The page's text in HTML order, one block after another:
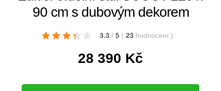
90 cm s dubovým dekorem
3.3 / 5 ( 23 hodnocení )
28 390 Kč